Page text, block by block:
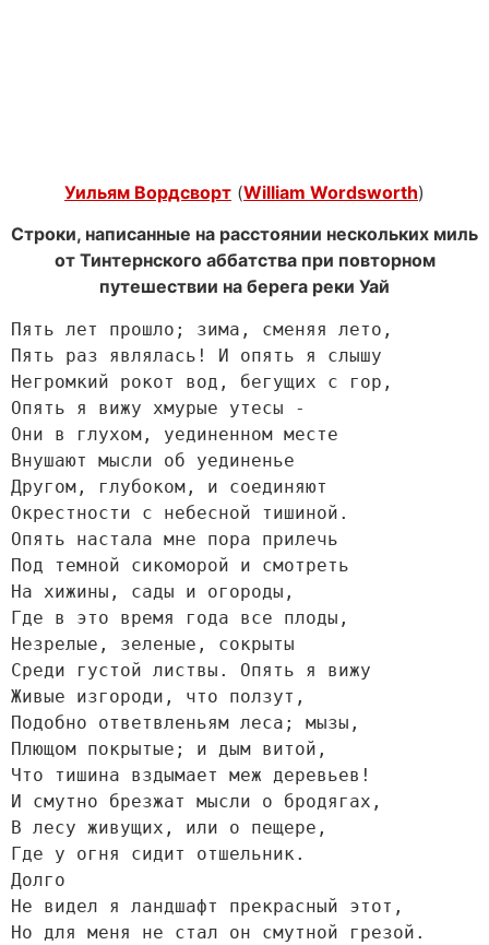
Уильям Вордсворт (William Wordsworth)
Строки, написанные на расстоянии нескольких миль
от Тинтернского аббатства при повторном
путешествии на берега реки Уай
Пять лет прошло; зима, сменяя лето,
Пять раз являлась! И опять я слышу
Негромкий рокот вод, бегущих с гор,
Опять я вижу хмурые утесы -
Они в глухом, уединенном месте
Внушают мысли об уединенье
Другом, глубоком, и соединяют
Окрестности с небесной тишиной.
Опять настала мне пора прилечь
Под темной сикоморой и смотреть
На хижины, сады и огороды,
Где в это время года все плоды,
Незрелые, зеленые, сокрыты
Среди густой листвы. Опять я вижу
Живые изгороди, что ползут,
Подобно ответвленьям леса; мызы,
Плющом покрытые; и дым витой,
Что тишина вздымает меж деревьев!
И смутно брезжат мысли о бродягах,
В лесу живущих, или о пещере,
Где у огня сидит отшельник.
Долго
Не видел я ландшафт прекрасный этот,
Но для меня не стал он смутной грезой.